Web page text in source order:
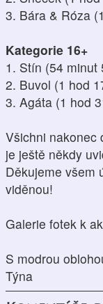
3. Bára & Róza
Kategorie 16+
1. Stín (54 minut
2. Buvol (1 hod
3. Agáta (1 hod
Všichni nakonec
je ještě někdy
Děkujeme všem
viděnou!
Galerie fotek k
S modrou
Týna